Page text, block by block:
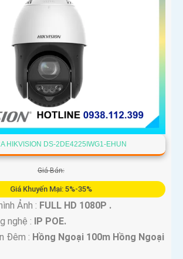
HIKVISION DS-2DE4225IWG1-EHUN
Giá Bán:
Giá Khuyến Mại: 5%-35%
️
Ảnh : FULL HD 1080P .
nghệ : IP POE.
Đêm : Hồng Ngoại 100m Hồng Ngoại